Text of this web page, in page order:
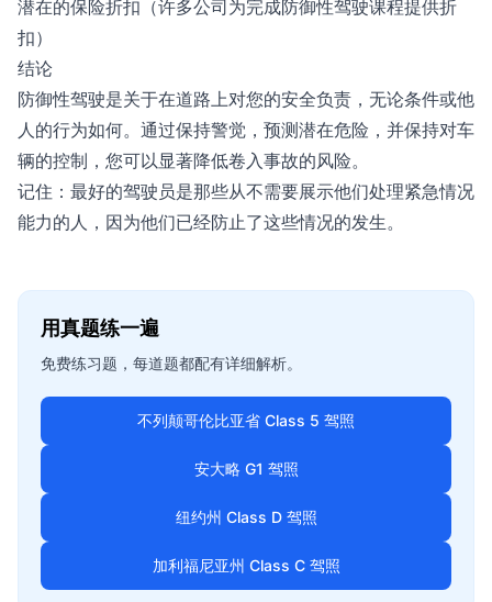
潜在的保险折扣（许多公司为完成防御性驾驶课程提供折
扣）
结论
防御性驾驶是关于在道路上对您的安全负责，无论条件或他
人的行为如何。通过保持警觉，预测潜在危险，并保持对车
辆的控制，您可以显著降低卷入事故的风险。
记住：最好的驾驶员是那些从不需要展示他们处理紧急情况
能力的人，因为他们已经防止了这些情况的发生。
用真题练一遍
免费练习题，每道题都配有详细解析。
不列颠哥伦比亚省 Class 5 驾照
安大略 G1 驾照
纽约州 Class D 驾照
加利福尼亚州 Class C 驾照